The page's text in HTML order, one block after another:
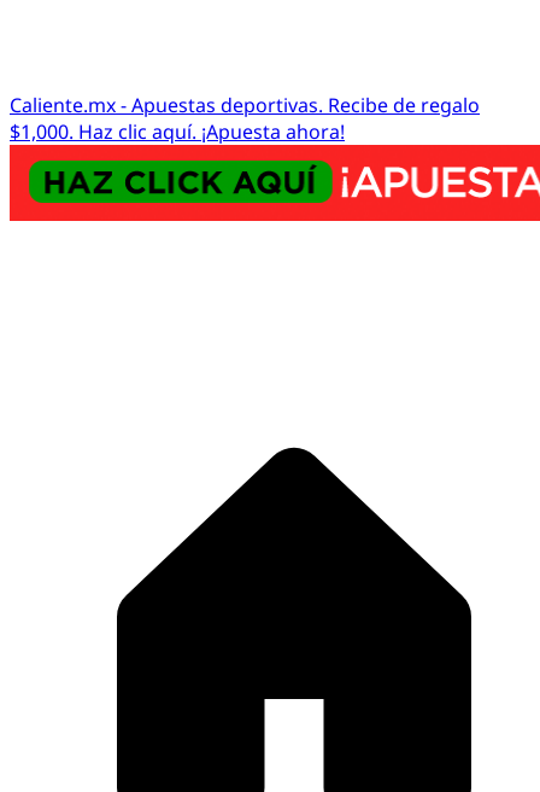
Caliente.mx - Apuestas deportivas. Recibe de regalo
$1,000. Haz clic aquí. ¡Apuesta ahora!